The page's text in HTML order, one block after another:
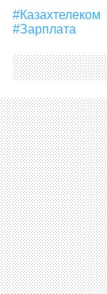
#Казахтелеком
#зарплата